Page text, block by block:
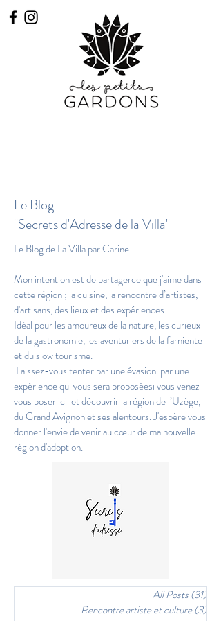
Le Blog
"Secrets d'Adresse de la Villa"
Le Blog de La Villa par Carine
Mon intention est de partagerce que j'aime dans
cette région ; la cuisine, la rencontre d’artistes,
d'artisans, des lieux et des expériences.
Idéal pour les amoureux de la nature, les curieux
de la gastronomie, les aventuriers de la farniente
et du slow tourisme.
Laissez-vous tenter par une évasion  par une
expérience qui vous sera proposéesi vous venez
vous poser ici  et découvrir la région de l’Uzège,
du Grand Avignon et ses alentours. J'espère vous
donner l'envie de venir au cœur de ma nouvelle
région d'adoption.
All Posts(31)
Rencontre artiste et culture(3)